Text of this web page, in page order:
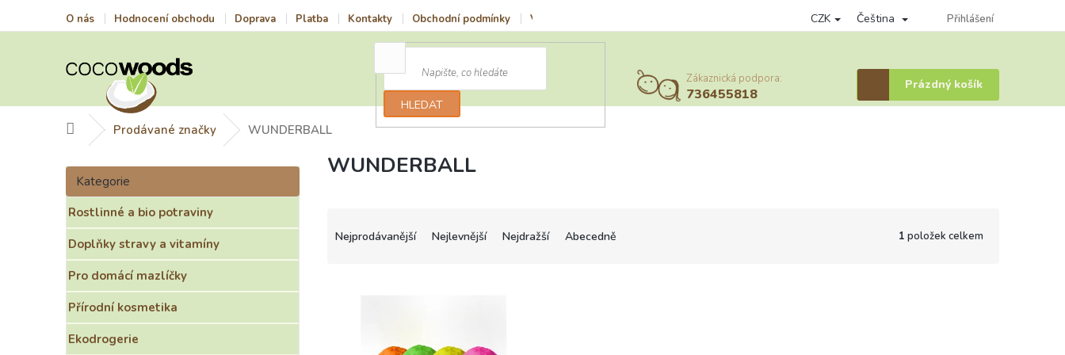
O nás Hodnocení obchodu Doprava Platba Kontakty Obchodní podmínky Vrácení zboží a reklamace Podmínky ochrany osobních údajů Věrnostní program Provizní systém
CZK Čeština Přihlášení
HLEDAT
Zákaznická podpora:
736455818
Nákupní
košík
Prázdný košík
Domů Prodávané značky WUNDERBALL
P
s
t
r
a
n
n
p
a
Přeskočit
kategorie
Kategorie
Rostlinné a bio potraviny
Doplňky stravy a vitamíny
Pro domácí mazlíčky
Přírodní kosmetika
Ekodrogerie
WUNDERBALL
Nejprodávanější Nejlevnější Nejdražší Abecedně 1 položek celkem